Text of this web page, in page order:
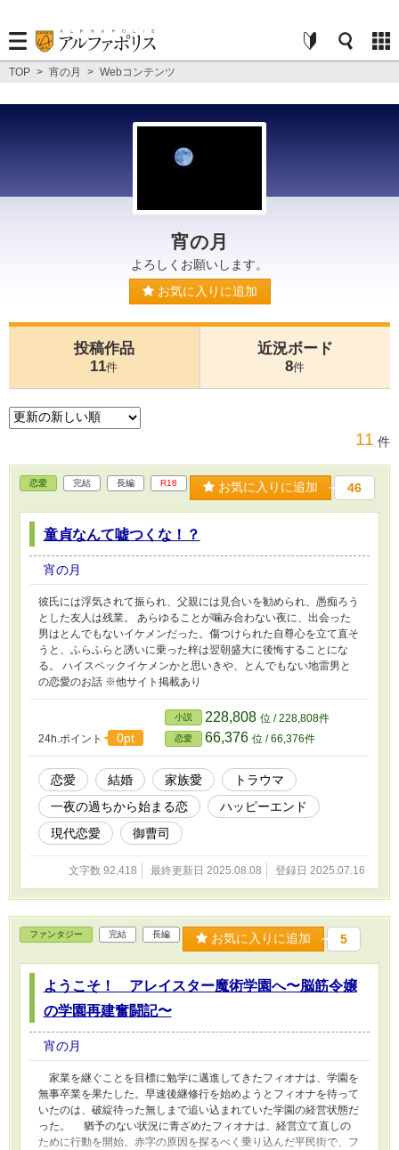
TOP > 宵の月 > Webコンテンツ
宵の月
よろしくお願いします。
お気に入りに追加
投稿作品
11件
近況ボード
8件
11 件
恋愛 完結 長編 R18 お気に入りに追加 46
童貞なんて嘘つくな！？
宵の月
彼氏には浮気されて振られ、父親には見合いを勧められ、愚痴ろう
とした友人は残業。 あらゆることが噛み合わない夜に、出会った
男はとんでもないイケメンだった。傷つけられた自尊心を立て直そ
うと、ふらふらと誘いに乗った梓は翌朝盛大に後悔することにな
る。 ハイスペックイケメンかと思いきや、とんでもない地雷男と
の恋愛のお話 ※他サイト掲載あり
24h.ポイント 0pt
小説 228,808 位 / 228,808件
恋愛 66,376 位 / 66,376件
恋愛 結婚 家族愛
トラウマ
一夜の過ちから始まる恋
ハッピーエンド
現代恋愛
御曹司
文字数 92,418 最終更新日 2025.08.08 登録日 2025.07.16
ファンタジー 完結 長編 お気に入りに追加 5
ようこそ！ アレイスター魔術学園へ〜脳筋令嬢
の学園再建奮闘記〜
宵の月
家業を継ぐことを目標に勉学に邁進してきたフィオナは、学園を
無事卒業を果たした。早速後継修行を始めようとフィオナを待って
いたのは、破綻待った無しまで追い込まれていた学園の経営状態だ
った。 猶予のない状況に青ざめたフィオナは、経営立て直しの
ために行動を開始。赤字の原因を探るべく乗り込んだ平民街で、フ